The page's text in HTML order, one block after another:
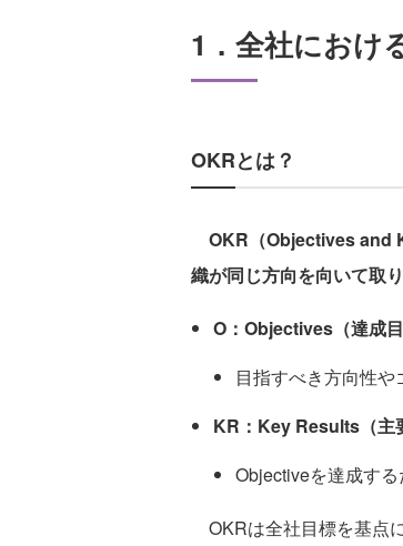
1．全社におけ
OKRとは？
OKR（Objectives and
織が同じ方向を向いて取
O：Objectives（達成目
目指すべき方向性や
KR：Key Results（主
Objectiveを達成する
OKRは全社目標を基点